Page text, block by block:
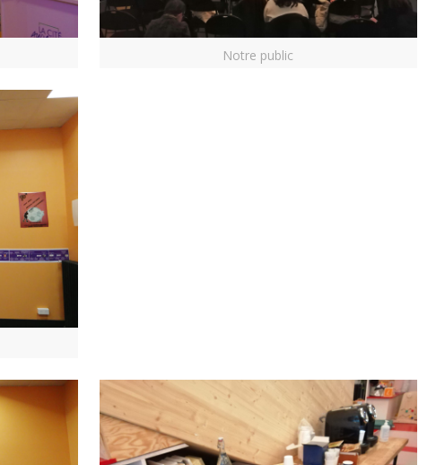
Notre public